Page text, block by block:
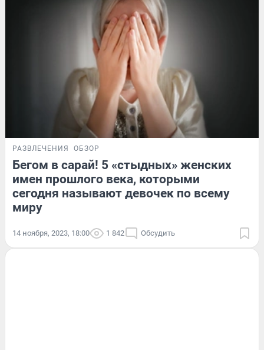
РАЗВЛЕЧЕНИЯ ОБЗОР
Бегом в сарай! 5 «стыдных» женских
имен прошлого века, которыми
сегодня называют девочек по всему
миру
14 ноября, 2023, 18:00 1 842 Обсудить